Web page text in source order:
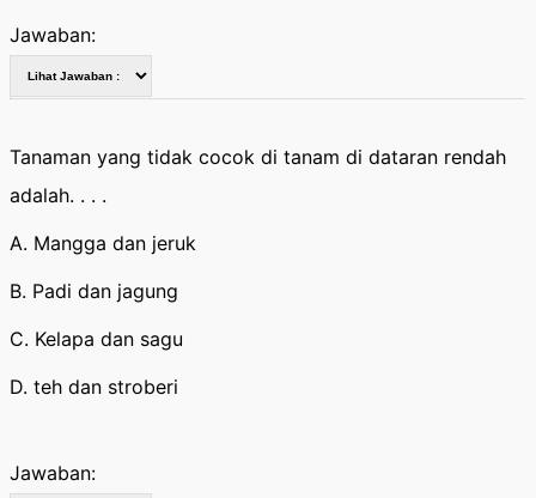
Jawaban:
Tanaman yang tidak cocok di tanam di dataran rendah
adalah. . . .
A. Mangga dan jeruk
B. Padi dan jagung
C. Kelapa dan sagu
D. teh dan stroberi
Jawaban: